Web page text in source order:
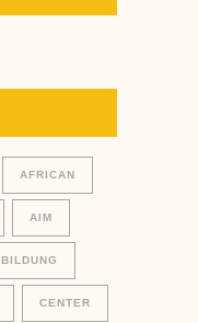
AFRICAN
AIM
BILDUNG
CENTER